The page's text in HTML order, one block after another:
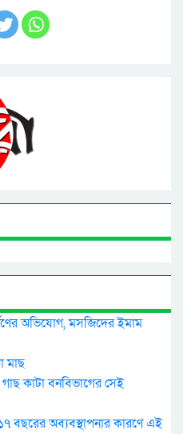
অভিযোগ, মসজিদের ইমাম
মাছ
কাটা বনবিভাগের সেই
বছরের অব্যবস্থাপনার কারণে এই